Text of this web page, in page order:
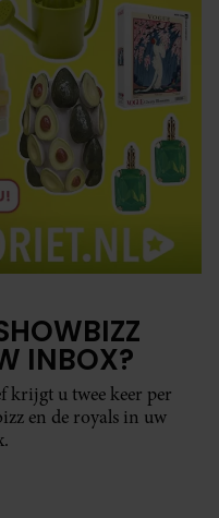
INBOX?
krijgt u twee keer per
en de royals in uw